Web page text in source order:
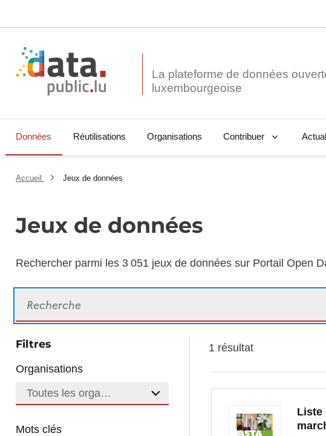
La plateforme de données
Données Réutilisations Organisations Contribuer
Accueil Jeux de données
Jeux de données
Rechercher parmi les 3 051 jeux de données sur Portail Open
Filtres
Organisations
Toutes les organisations
Mots clés
1 résultat
Liste